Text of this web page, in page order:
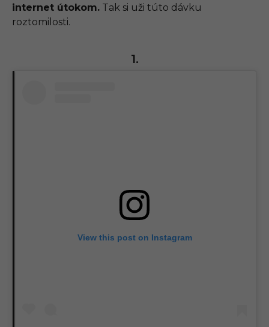
internet útokom. Tak si uži túto dávku
roztomilosti.
1.
View this post on Instagram